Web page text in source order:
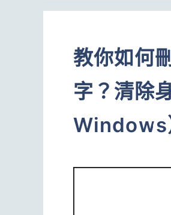
教你如何
字？清除
Windows